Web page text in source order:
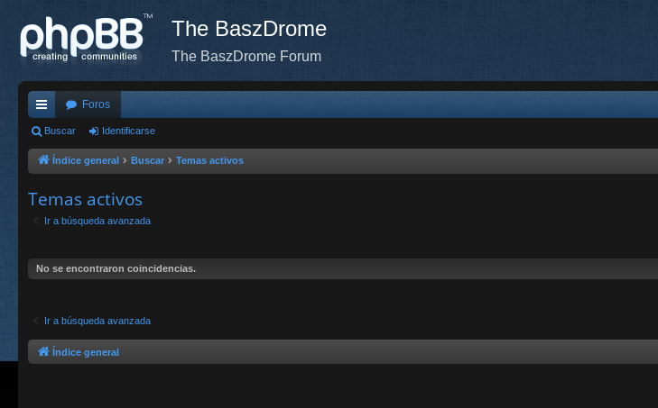
The BaszDrome
The BaszDrome Forum
nl
ac
do
Foros
Buscar Identificarse
Índice general Buscar Temas activos
Temas activos
Ir a búsqueda avanzada
No se encontraron coincidencias.
Ir a búsqueda avanzada
Índice general